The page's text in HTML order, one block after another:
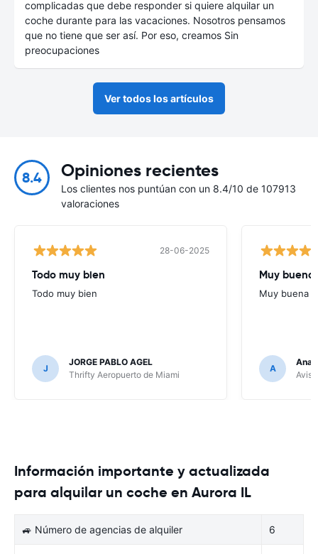
complicadas que debe responder si quiere alquilar un
coche durante para las vacaciones. Nosotros pensamos
que no tiene que ser así. Por eso, creamos Sin
preocupaciones
Ver todos los artículos
8.4 Opiniones recientes
Los clientes nos puntúan con un 8.4/10 de 107913
valoraciones
28-06-2025
Todo muy bien
Todo muy bien
J
JORGE PABLO AGEL
Thrifty Aeropuerto de Miami
Muy buena
Muy buena
A
Ana
Avis
Información importante y actualizada
para alquilar un coche en Aurora IL
🚙 Número de agencias de alquiler 6